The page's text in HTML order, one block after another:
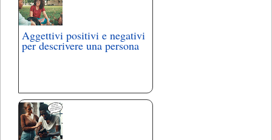
Aggettivi positivi e negativi
per descrivere una persona